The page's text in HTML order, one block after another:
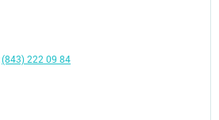
(843) 222 09 84